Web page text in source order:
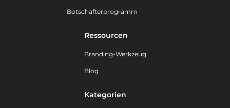
Botschafterprogramm
Ressourcen
Branding-Werkzeug
Blog
Kategorien